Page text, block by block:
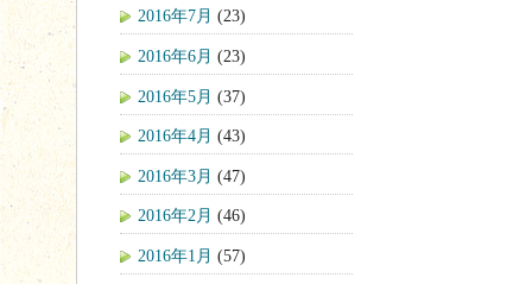
2016年7月 (23)
2016年6月 (23)
2016年5月 (37)
2016年4月 (43)
2016年3月 (47)
2016年2月 (46)
2016年1月 (57)